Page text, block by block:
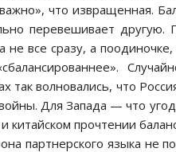
что извращенная.
перевешивает
не все сразу, а
так волновались, что
Для Запада — что
китайском прочтении
партнерского языка не